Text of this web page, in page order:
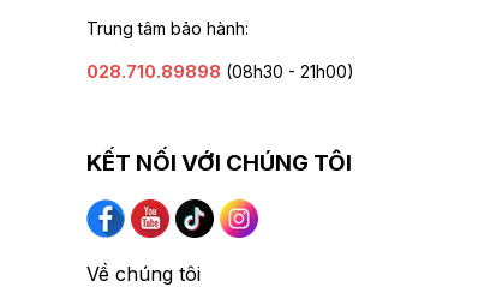
Trung tâm bảo hành:
028.710.89898 (08h30 - 21h00)
KẾT NỐI VỚI CHÚNG TÔI
Về chúng tôi